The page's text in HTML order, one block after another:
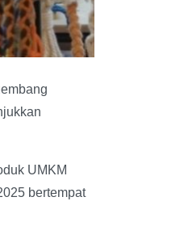
UMKM
bertempat